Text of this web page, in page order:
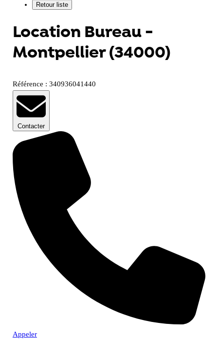
Location Bureau -
Montpellier (34000)
Référence : 340936041440
Contacter
Appeler